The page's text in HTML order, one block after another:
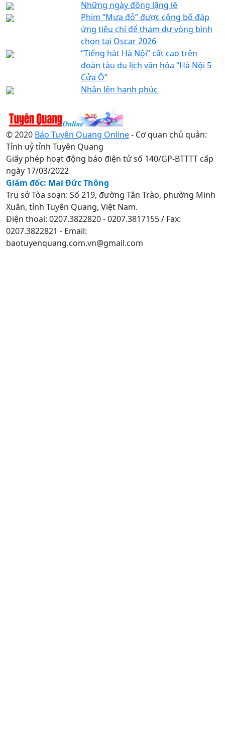
Những ngày đông lặng lẽ
Phim “Mưa đỏ” được công bố đáp
ứng tiêu chí để tham dự vòng bình
chọn tại Oscar 2026
“Tiếng hát Hà Nội” cất cao trên
đoàn tàu du lịch văn hóa “Hà Nội 5
Cửa Ô”
Nhân lên hạnh phúc
© 2020 Báo Tuyên Quang Online- Cơ quan chủ quản:
Tỉnh uỷ tỉnh Tuyên Quang
Giấy phép hoạt động báo điện tử số 140/GP-BTTTT cấp
ngày 17/03/2022
Giám đốc: Mai Đức Thông
Trụ sở Tòa soạn: Số 219, đường Tân Trào, phường Minh
Xuân, tỉnh Tuyên Quang, Việt Nam.
Điện thoại: 0207.3822820 - 0207.3817155 / Fax:
0207.3822821 - Email:
baotuyenquang.com.vn@gmail.com